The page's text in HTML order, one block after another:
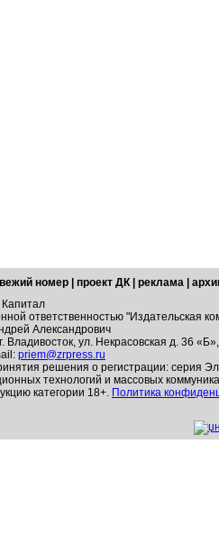
номер проект ДК реклама
ответственностью "Издательская
Александрович
Владивосток, ул. Некрасовская д. 36
priem@zrpress.ru
решения о регистрации: серия
технологий и массовых
категории 18+. Политика